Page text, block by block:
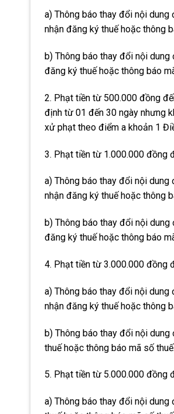
a) Thông báo thay đổi nội
nhận đăng ký thuế hoặc thông
b) Thông báo thay đổi nội
đăng ký thuế hoặc thông báo
2. Phạt tiền từ 500.000 đồng
định từ 01 đến 30 ngày nhưng
xử phạt theo điểm a khoản 1
3. Phạt tiền từ 1.000.000 đồng
a) Thông báo thay đổi nội
nhận đăng ký thuế hoặc thông
b) Thông báo thay đổi nội
đăng ký thuế hoặc thông báo
4. Phạt tiền từ 3.000.000 đồng
a) Thông báo thay đổi nội
nhận đăng ký thuế hoặc thông
b) Thông báo thay đổi nội
thuế hoặc thông báo mã số thuế.
5. Phạt tiền từ 5.000.000 đồng
a) Thông báo thay đổi nội